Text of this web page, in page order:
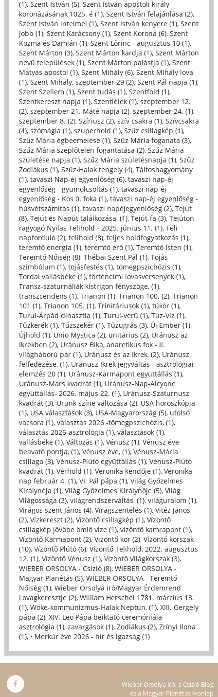
(1), Szent István (5), Szent István apostoli király
koronázásának 1025. é (1), Szent István felajánlása (2),
Szent István intelmei (1), Szent István kenyere (1), Szent
Jobb (1), Szent Karácsony (1), Szent Korona (6), Szent
Kozma és Damján (1), Szent Lőrinc - augusztus 10 (1),
Szent Márton (3), Szent Márton kardja (1), Szent Márton
nevű települések (1), Szent Márton palástja (1), Szent
Mátyás apostol (1), Szent Mihály (6), Szent Mihály lova
(1), Szent Mihály, szeptember 29 (2), Szent Pál napja (1),
Szent Szellem (1), Szent tudás (1), Szentföld (1),
Szentkereszt napja (1), Szentlélek (1), szeptember 12.
(2), szeptember 21. Máté napja (2), szeptember 24. (1),
szeptember 8. (2), Szíriusz (2), szív csakra (1), Szívcsakra
(4), szómágia (1), szuperhold (1), Szűz csillagkép (1),
Szűz Mária égbeemelése (1), Szűz Mária foganata (3),
Szűz Mária szeplőtelen fogantatása (2), Szűz Mária
születése napja (1), Szűz Mária születésnapja (1), Szűz
Zodiákus (1), Szűz-Halak tengely (4), Táltoshagyomány
(1), tavaszi Nap-éj egyenlőség (6), tavaszi nap-éj
egyenlőség - gyümölcsoltás (1), tavaszi nap-éj
egyenlőség - Kos 0. foka (1), tavaszi nap-éj egyenlőség -
húsvétszámítás (1), tavaszi napéjegyenlőség (2), Tejút
(8), Tejút és Napút találkozása, (1), Tejút-fa (3), Tejúton
ragyogó Nyilas Telihold - 2025. június 11. (1), Téli
napforduló (2), telihold (8), teljes holdfogyatkozás (1),
teremtő energia (1), teremtő erő (1), Teremtő Isten (1),
Teremtő Nőiség (8), Thébai Szent Pál (1), Tojás
szimbólum (1), tojásfestés (1), tömegpszichózis (1),
Tordai vallásbéke (1), történelmi lovasversenyek (1),
Transz-szaturnáliák kistrigon fényszöge, (1),
transzcendens (1), Trianon (1), Trianon 100. (2), Trianon
101 (1), Trianon 105. (1), Trinitáriusok (1), tükör (1),
Turul-Árpád dinasztia (1), Turul-vérű (1), Tűz-Víz (1),
Tűzkerék (1), Tűzszekér (1), Tűzugrás (3), Új Ember (1),
Újhold (1), Unio Mystica (2), unitárius (2), Uránusz az
Ikrekben (2), Uránusz Bika, anaretikus fok - II.
világháború pár (1), Uránusz és az Ikrek, (2), Uránusz
felfedezése, (1), Uránusz Ikrek jegyváltás - asztrológiai
elemzés 20 (1), Uránusz-Karmapont együttállás (1),
Uránusz-Mars kvadrát (1), Uránusz-Nap-Alcyone
együttállás- 2026. május 22. (1), Uránusz-Szaturnusz
kvadrát (3), Urunk színe változása (2), USA horoszkópja
(1), USA választások (3), USA-Magyarország (5), utolsó
vacsora (1), választás 2026 -tömegpszichózis, (1),
választás 2026-asztrológia (1), választások (1),
vallásbéke (1), Változás (1), Vénusz (1), Vénusz éve
beavató pontja, (1), Vénusz éve, (1), Vénusz-Mária
csillaga (3), Vénusz-Plútó együttállás (1), Vénusz-Plútó
kvadrát (1), Vérhold (1), Veronika kendője (1), Veronika
nap február 4. (1), VI. Pál pápa (1), Világ Győzelmes
Királynéja (1), Világ Győzelmes Királynője (5), Világ
Világossága (3), világrendszerváltás, (1), világuralom (1),
Virágos szent János (4), Virágszentelés (1), Vitéz János
(2), Vízkereszt (2), Vízöntő csillagkép (1), Vízöntő
csillagkép jövőbe ömlő vize (1), vízöntő kamrapont (1),
Vízöntő Karmapont (2), Vizöntő kor (2), Vízöntő korszak
(10), Vízöntő Plútó (6), Vízöntő Telihold, 2022. augusztus
12. (1), Vízöntő Vénusz (1), Vízöntő Világkorszak (3),
WIEBER ORSOLYA - Csízió (8), WIEBER ORSOLYA -
Magyar Planétás (5), WIEBER ORSOLYA - Teremtő
Nőiség (1), Wieber Orsolya író/Magyar Érdemrend
Lovagkeresztje (2), William Herschel 1781. március 13.
(1), Woke-kommunizmus-Halak Neptun, (1), XIII. Gergely
pápa (2), XIV. Leo Pápa beiktató ceremóniája-
asztrológia (1), zavargások (1), Zodiákus (2), Zrínyi Ilona
(1), • Merkúr éve 2026 - hír és igazság (1)
Wieber Orsolya író, a Csízió Blog
és a Magyar Planétás Honlap